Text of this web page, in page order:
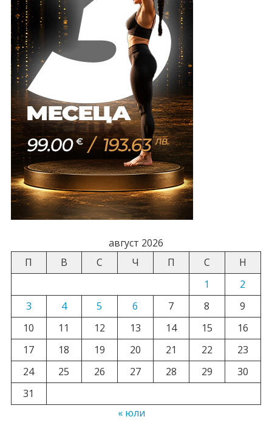
август 2026
П
В С Ч П С
Н
1
2
3
4 5 6 7 8
9
10
11 12 13 14 15
16
17
18 19 20 21 22
23
24
25 26 27 28 29
30
31
« юли